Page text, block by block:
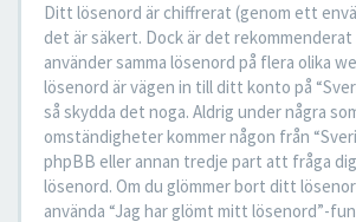
Ditt lösenord är chiffrerat (genom ett
det är säkert. Dock är det
använder samma lösenord på flera olika
lösenord är vägen in till ditt konto på
så skydda det noga. Aldrig under några
omständigheter kommer någon från
phpBB eller annan tredje part att fråga
lösenord. Om du glömmer bort ditt
använda “Jag har glömt mitt lösenord”-